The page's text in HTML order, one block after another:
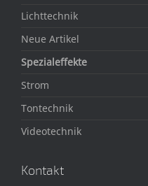
Lichttechnik
Neue Artikel
Spezialeffekte
Strom
Tontechnik
Videotechnik
Kontakt